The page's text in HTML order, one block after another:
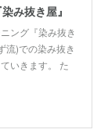
み抜き屋』
ング『染み抜き
流)での染み抜き
いきます。 た